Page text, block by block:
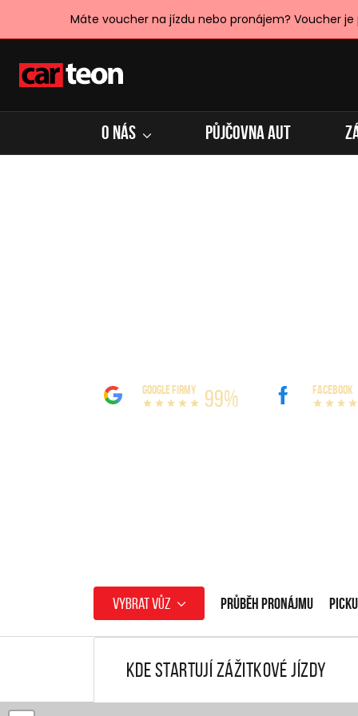
Máte voucher na jízdu nebo pronájem? Voucher
O NÁS PŮJČOVNA AUT
GOOGLE FIRMY 99% FACEBOOK
Vybrat vůz Průběh pronájmu
Kde startují zážitkové jízdy